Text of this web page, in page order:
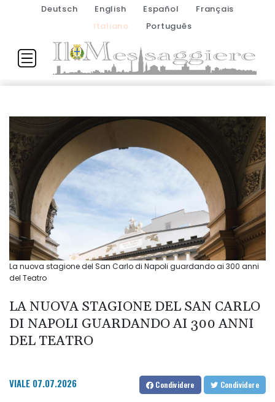
Deutsch English Español
Français
Italiano
Português
La nuova stagione del San Carlo di Napoli guardando ai 300 anni
del Teatro
LA NUOVA STAGIONE DEL SAN CARLO
DI NAPOLI GUARDANDO AI 300 ANNI
DEL TEATRO
VIALE 07.07.2026 Condividere Condividere